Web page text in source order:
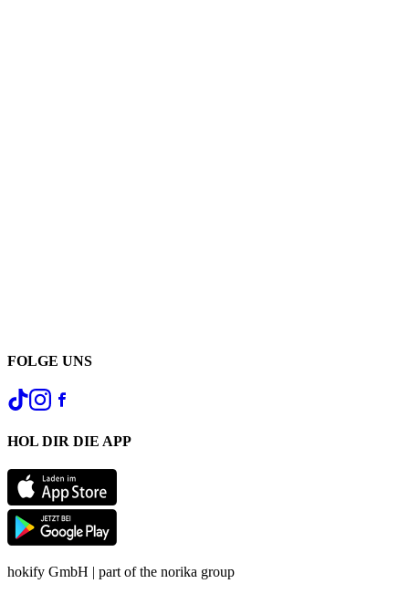
FOLGE UNS
HOL DIR DIE APP
hokify GmbH | part of the norika group